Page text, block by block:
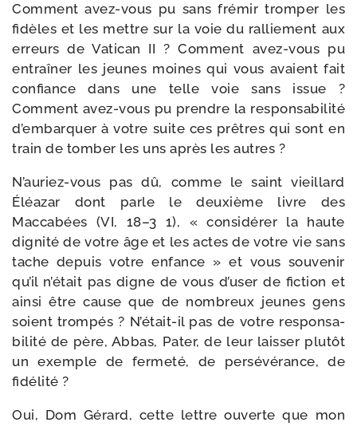
Comment avez-​vous pu sans fré­mir trom­per les
fidèles et les mettre sur la voie du ral­lie­ment aux
erreurs de Vatican II ? Comment avez-​vous pu
entraî­ner les jeunes moines qui vous avaient fait
confiance dans une telle voie sans issue ?
Comment avez-​vous pu prendre la res­pon­sa­bi­li­té
d’embarquer à votre suite ces prêtres qui sont en
train de tom­ber les uns après les autres ?
N’auriez-​vous pas dû, comme le saint vieillard
Éléazar dont parle le deuxième livre des
Maccabées (VI, 18–3 1), « consi­dé­rer la haute
digni­té de votre âge et les actes de votre vie sans
tache depuis votre enfance » et vous sou­ve­nir
qu’il n’é­tait pas digne de vous d’u­ser de fic­tion et
ain­si être cause que de nom­breux jeunes gens
soient trom­pés ? N’était-​il pas de votre res­pon­sa­
bi­li­té de père, Abbas, Pater, de leur lais­ser plu­tôt
un exemple de fer­me­té, de per­sé­vé­rance, de
fidélité ?
Oui, Dom Gérard, cette lettre ouverte que mon